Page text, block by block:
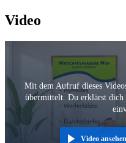
Video
Mit dem Aufruf dieses
übermittelt. Du erklärst dich
Video ansehen